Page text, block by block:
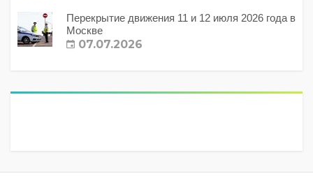
Перекрытие движения 11 и 12 июля 2026 года в
Москве
07.07.2026